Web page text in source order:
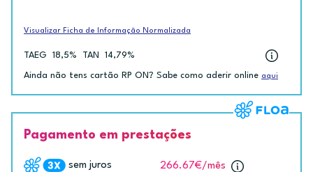
Visualizar Ficha de Informação Normalizada
TAEG 18,5% TAN 14,79%
Ainda não tens cartão RP ON? Sabe como aderir online aqui
Pagamento em prestações
sem juros 266.67€/mês